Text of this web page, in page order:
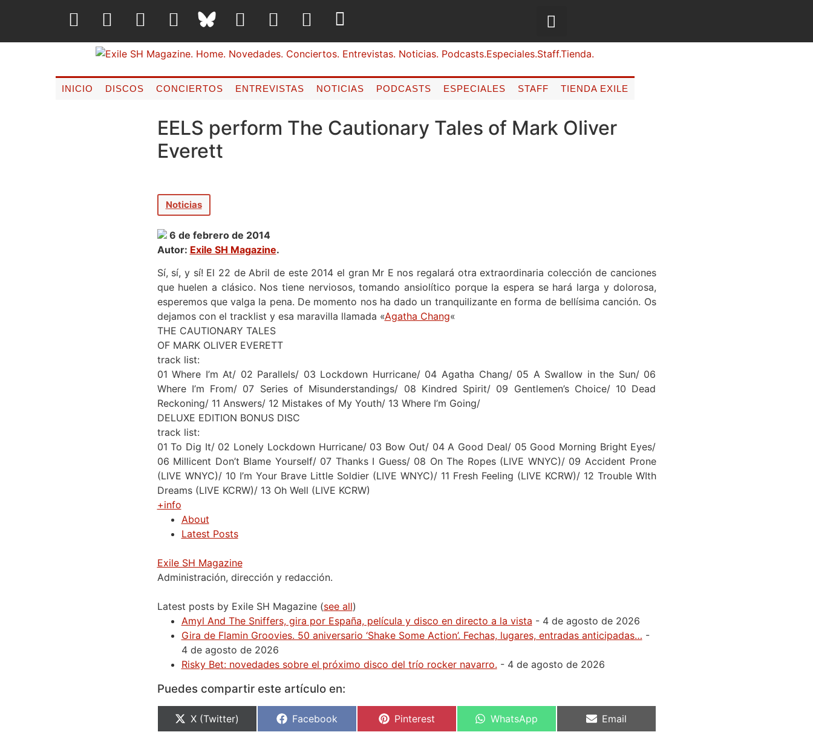
INICIO DISCOS CONCIERTOS ENTREVISTAS NOTICIAS PODCASTS ESPECIALES STAFF TIENDA EXILE
EELS perform The Cautionary Tales of Mark Oliver
Everett
Noticias
6 de febrero de 2014
Autor: Exile SH Magazine.
Sí, sí, y sí! El 22 de Abril de este 2014 el gran Mr E nos regalará otra extraordinaria colección de canciones
que huelen a clásico. Nos tiene nerviosos, tomando ansiolítico porque la espera se hará larga y dolorosa,
esperemos que valga la pena. De momento nos ha dado un tranquilizante en forma de bellísima canción. Os
dejamos con el tracklist y esa maravilla llamada «Agatha Chang«
THE CAUTIONARY TALES
OF MARK OLIVER EVERETT
track list:
01 Where I’m At/ 02 Parallels/ 03 Lockdown Hurricane/ 04 Agatha Chang/ 05 A Swallow in the Sun/ 06
Where I’m From/ 07 Series of Misunderstandings/ 08 Kindred Spirit/ 09 Gentlemen’s Choice/ 10 Dead
Reckoning/ 11 Answers/ 12 Mistakes of My Youth/ 13 Where I’m Going/
DELUXE EDITION BONUS DISC
track list:
01 To Dig It/ 02 Lonely Lockdown Hurricane/ 03 Bow Out/ 04 A Good Deal/ 05 Good Morning Bright Eyes/
06 Millicent Don’t Blame Yourself/ 07 Thanks I Guess/ 08 On The Ropes (LIVE WNYC)/ 09 Accident Prone
(LIVE WNYC)/ 10 I’m Your Brave Little Soldier (LIVE WNYC)/ 11 Fresh Feeling (LIVE KCRW)/ 12 Trouble WIth
Dreams (LIVE KCRW)/ 13 Oh Well (LIVE KCRW)
+info
About
Latest Posts
Exile SH Magazine
Administración, dirección y redacción.
Latest posts by Exile SH Magazine (see all)
Amyl And The Sniffers, gira por España, película y disco en directo a la vista - 4 de agosto de 2026
Gira de Flamin Groovies. 50 aniversario ‘Shake Some Action’. Fechas, lugares, entradas anticipadas… -
4 de agosto de 2026
Risky Bet: novedades sobre el próximo disco del trío rocker navarro. - 4 de agosto de 2026
Puedes compartir este artículo en:
X (Twitter) Facebook Pinterest WhatsApp Email